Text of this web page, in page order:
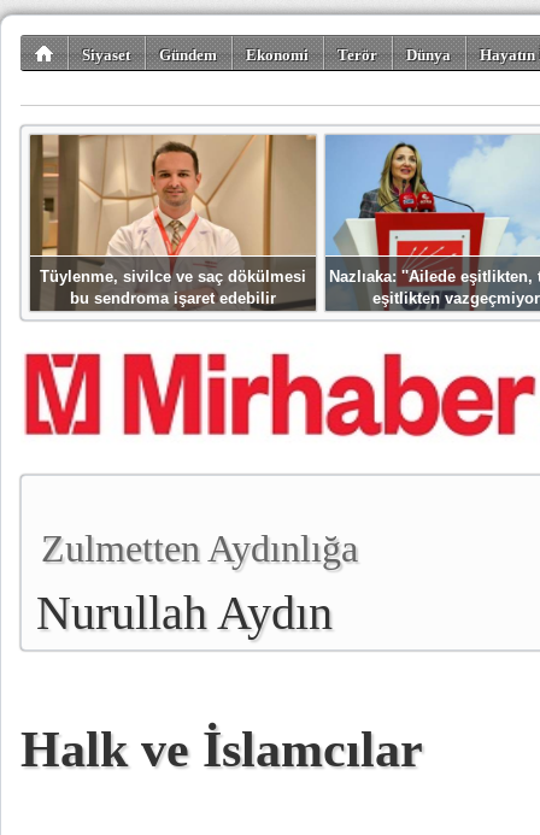
Siyaset Gündem Ekonomi Terör Dünya
Tüylenme, sivilce ve saç dökülmesi
bu sendroma işaret edebilir
Nazlıaka: ''Ailede eşitlikten,
eşitlikten
Zulmetten Aydınlığa
Nurullah Aydın
Halk ve İslamcılar